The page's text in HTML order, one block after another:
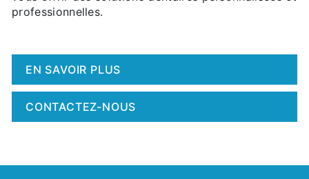
professionnelles.
EN SAVOIR PLUS
CONTACTEZ-NOUS